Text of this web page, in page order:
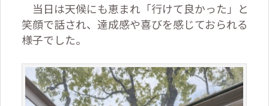
当日は天候にも恵まれ「行けて良かった」と
笑顔で話され、達成感や喜びを感じておられる
様子でした。